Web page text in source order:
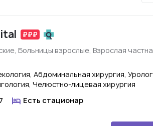
Больницы взрослые, Взрослая
Абдоминальная хирургия,
Челюстно-лицевая хирургия
Есть стационар